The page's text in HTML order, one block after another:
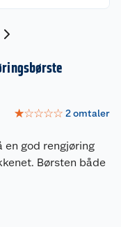
☆☆☆☆☆ 2omtaler
god rengjøring
Børsten både